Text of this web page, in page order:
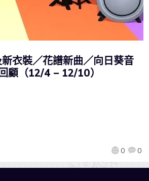
衣裝／花譜新曲／向日葵音
顧（12/4 – 12/10）
0 0